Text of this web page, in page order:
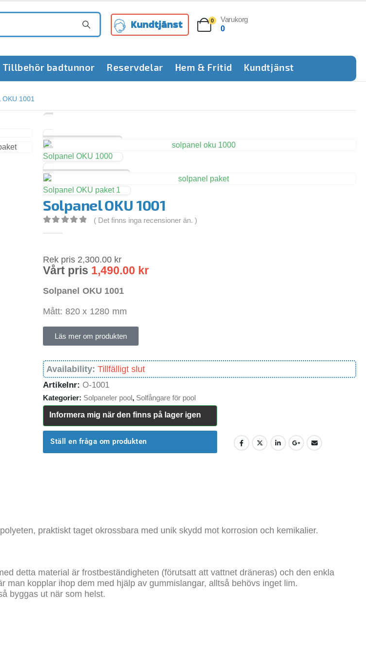
Kundtjänst 0
Varukorg
0
Tillbehör badtunnor Reservdelar Hem & Fritid Kundtjänst
OKU 1001
Solpanel OKU 1000
Solpanel OKU paket 1
Solpanel OKU 1001
( Det finns inga recensioner än. )
Rek pris 2,300.00 kr
Vårt pris 1,490.00 kr
Solpanel OKU 1001
Mått: 820 x 1280 mm
Läs mer om produkten
Availability: Tillfälligt slut
Artikelnr: O-1001
Kategorier: Solpaneler pool, Solfångare för pool
Informera mig när den finns på lager igen
Ställ en fråga om produkten
praktiskt taget okrossbara med unik skydd mot korrosion och kemikalier.
detta material är frostbeständigheten (förutsatt att vattnet dräneras) och den enkla
kopplar ihop dem med hjälp av gummislangar, alltså behövs inget lim.
byggas ut när som helst.